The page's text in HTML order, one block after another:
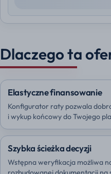
Dlaczego ta
Elastyczne finansowanie
Konfigurator raty pozwala
i wykup końcowy do Twojego
Szybka ścieżka decyzji
Wstępna weryfikacja możliwa